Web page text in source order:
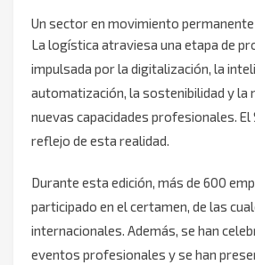
Un sector en movimiento permanente
La logística atraviesa una etapa de
impulsada por la digitalización, la
automatización, la sostenibilidad y la
nuevas capacidades profesionales. El
reflejo de esta realidad.
Durante esta edición, más de 600
participado en el certamen, de las
internacionales. Además, se han
eventos profesionales y se han